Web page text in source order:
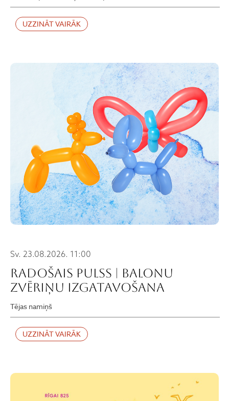
UZZINĀT VAIRĀK
Sv. 23.08.2026. 11:00
RADOŠAIS PULSS | BALONU
ZVĒRIŅU IZGATAVOŠANA
Tējas namiņš
UZZINĀT VAIRĀK